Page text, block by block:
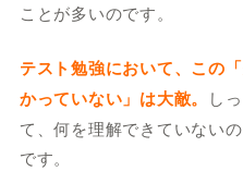
ことが多いのです。
テスト勉強において、この
かっていない」は大敵。
し
て、何を理解できていない
です。